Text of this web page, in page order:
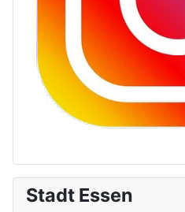
Stadt Essen